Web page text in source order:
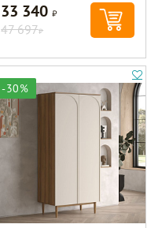
33 340Р
47 697Р
-30%